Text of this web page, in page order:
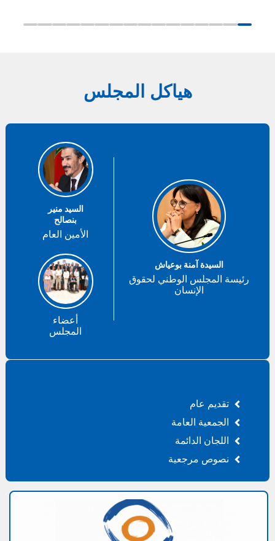
هياكل المجلس
السيدة آمنة بوعياش
رئيسة المجلس الوطني لحقوق
الإنسان
السيد منير
بنصالح
الأمين العام
أعضاء
المجلس
تقديم عام
الجمعية العامة
اللجان الدائمة
نصوص مرجعية